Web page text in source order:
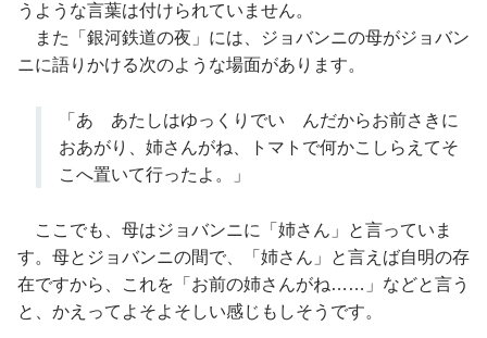
うような言葉は付けられていません。
また「銀河鉄道の夜」には、ジョバンニの母がジョバン
ニに語りかける次のような場面があります。
「あゝあたしはゆっくりでいゝんだからお前さきに
おあがり、姉さんがね、トマトで何かこしらえてそ
こへ置いて行ったよ。」
ここでも、母はジョバンニに「姉さん」と言っていま
す。母とジョバンニの間で、「姉さん」と言えば自明の存
在ですから、これを「お前の姉さんがね……」などと言う
と、かえってよそよそしい感じもしそうです。